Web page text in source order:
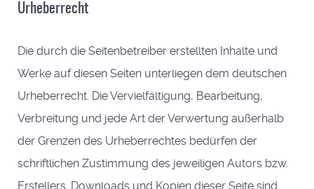
Urheberrecht
Die durch die Seitenbetreiber erstellten Inhalte und
Werke auf diesen Seiten unterliegen dem deutschen
Urheberrecht. Die Vervielfältigung, Bearbeitung,
Verbreitung und jede Art der Verwertung außerhalb
der Grenzen des Urheberrechtes bedürfen der
schriftlichen Zustimmung des jeweiligen Autors bzw.
Erstellers. Downloads und Kopien dieser Seite sind